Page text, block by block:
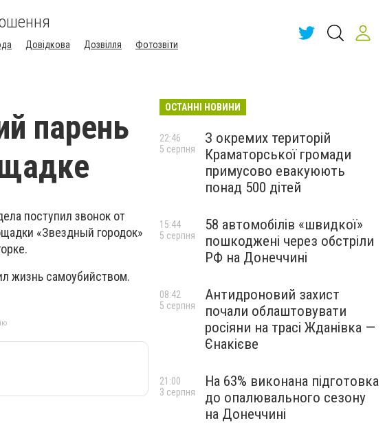
Довідкова Дозвілля Фотозвіти
парень
поступил звонок от
«Звездный городок»
жизнь самоубийством.
ОСТАННІ НОВИНИ
З окремих територій
Краматорської громади
примусово евакуюють
понад 500 дітей
22:46
5 серпня
58 автомобілів «швидкої»
пошкоджені через обстріли
РФ на Донеччині
15:44
5 серпня
Антидроновий захист
почали облаштовувати
росіяни на трасі Жданівка —
Єнакієве
08:42
5 серпня
На 63% виконана підготовка
до опалювального сезону
на Донеччині
21:00
3 серпня